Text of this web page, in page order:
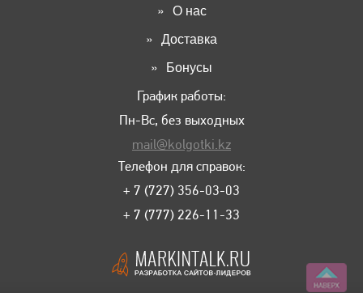
О нас
Доставка
Бонусы
График работы:
Пн-Вс, без выходных
mail@kolgotki.kz
Телефон для справок:
+ 7 (727) 356-03-03
+ 7 (777) 226-11-33